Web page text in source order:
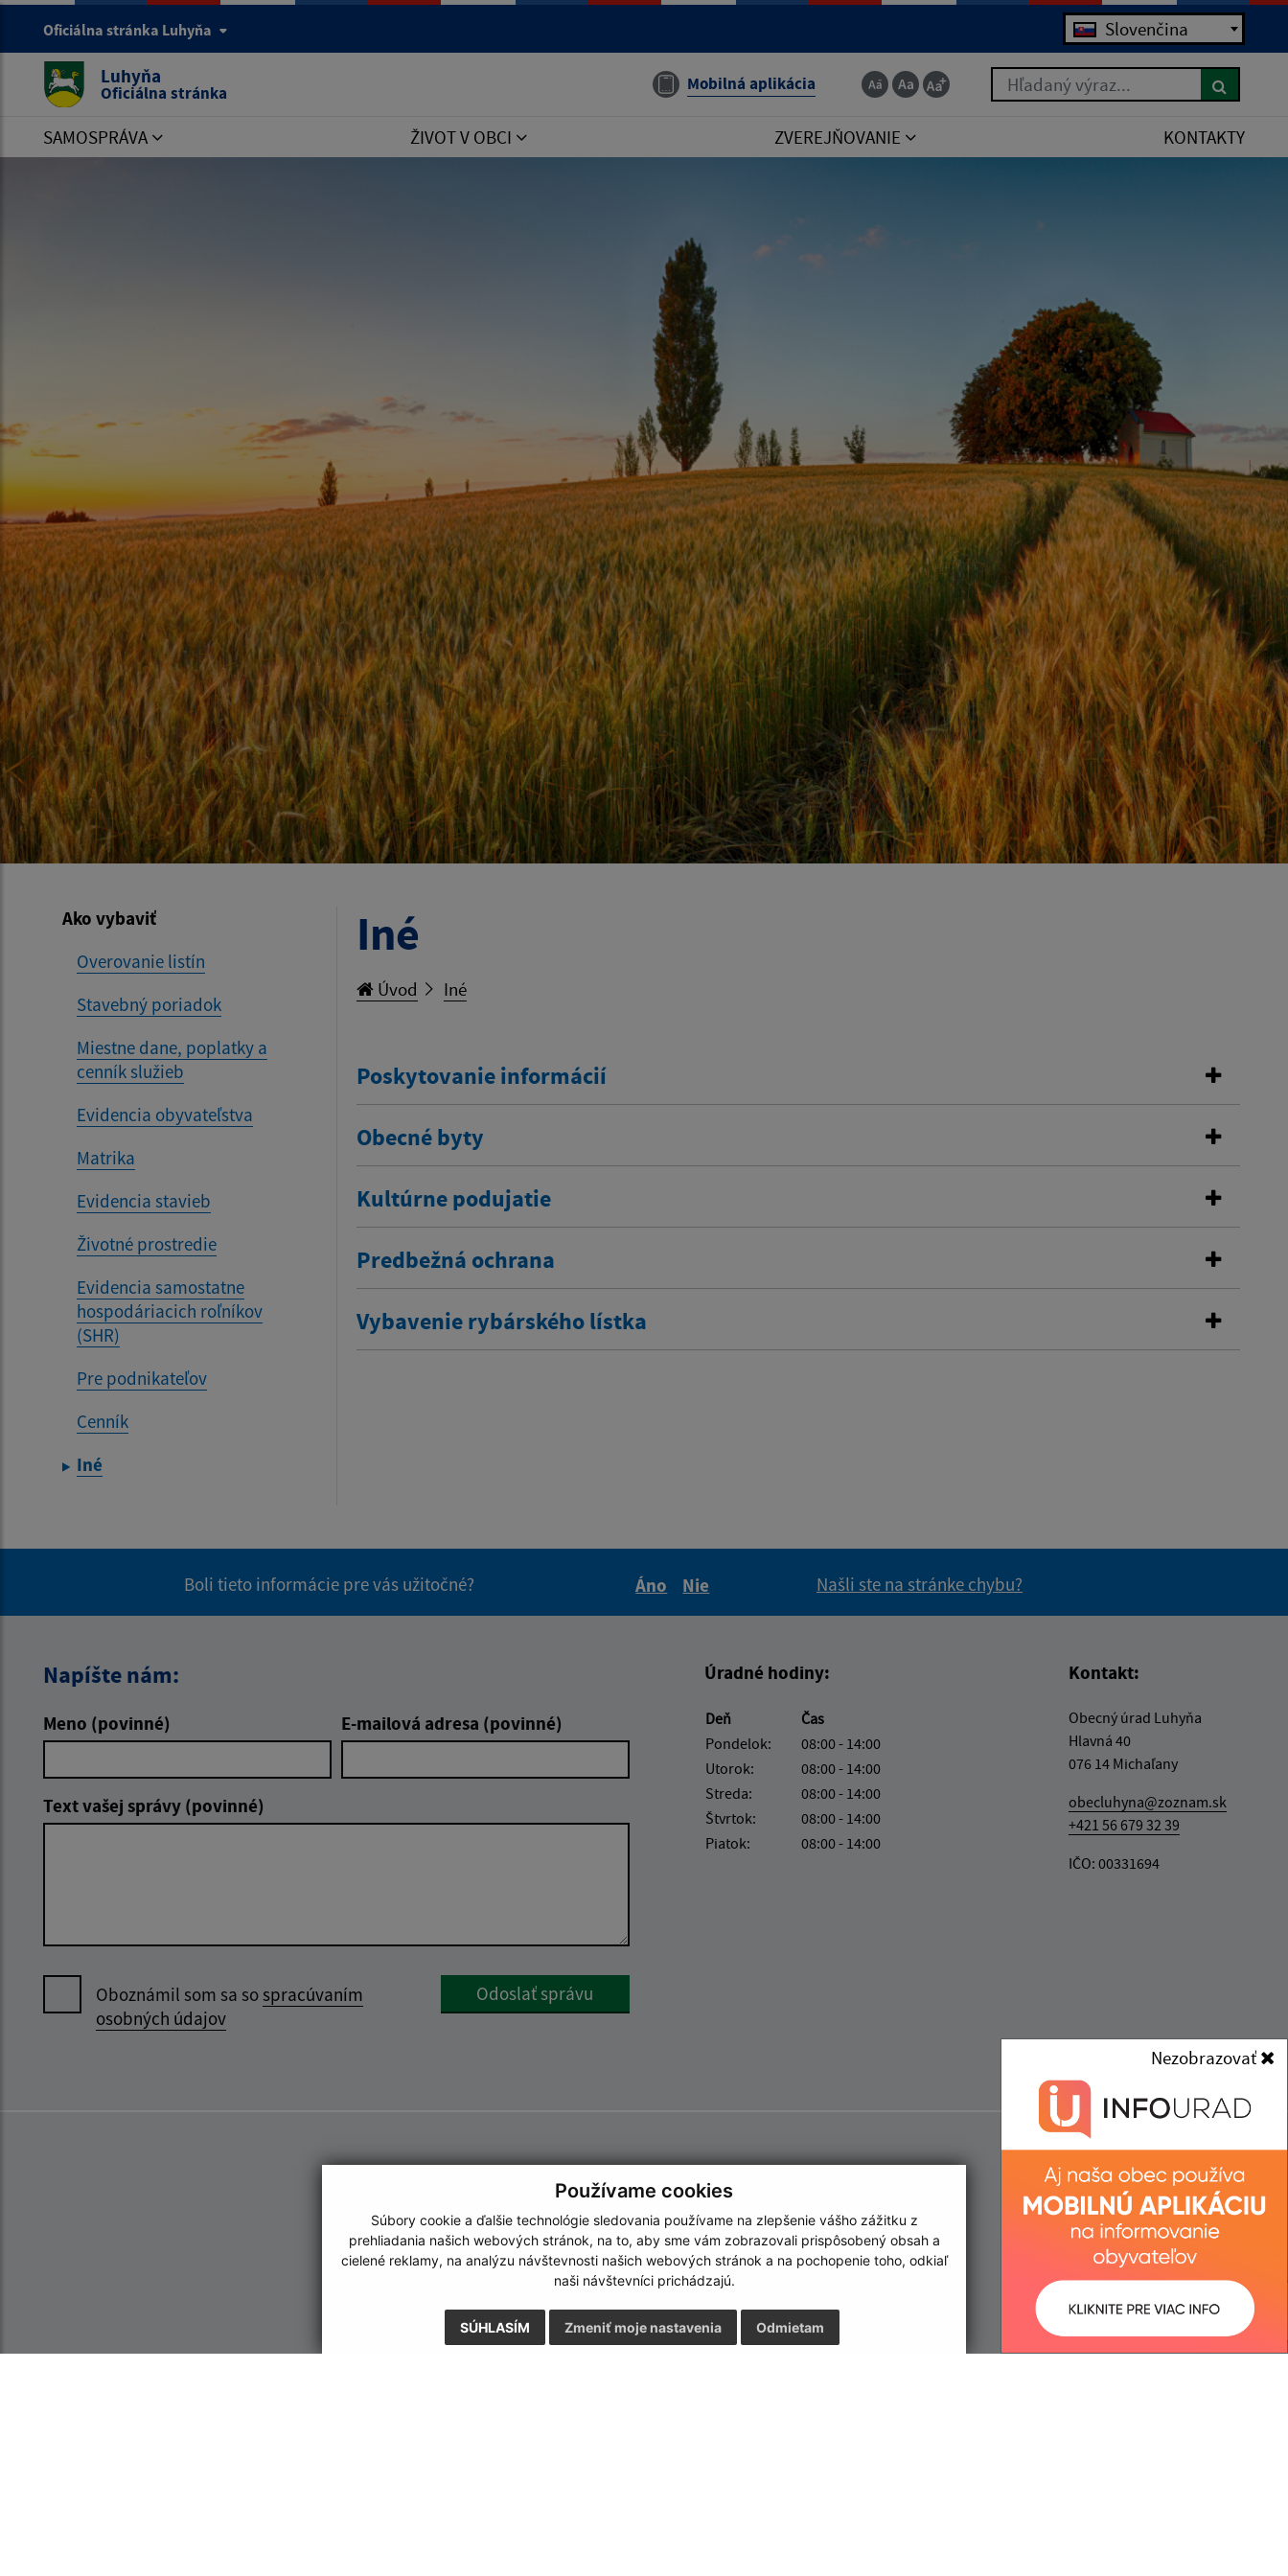
Používame cookies
Súbory cookie a ďalšie technológie sledovania používame na zlepšenie vášho zážitku z
prehliadania našich webových stránok, na to, aby sme vám zobrazovali prispôsobený obsah a
cielené reklamy, na analýzu návštevnosti našich webových stránok a na pochopenie toho, odkiaľ
naši návštevníci prichádzajú.
SÚHLASÍM Odmietam
Zmeniť moje nastavenia
Nezobrazovať
Oficiálna stránka Luhyňa Jazyk Slovenčina
Luhyňa
Oficiálna stránka Mobilná aplikácia Hľadaný výraz...
SAMOSPRÁVA ŽIVOT V OBCI ZVEREJŇOVANIE KONTAKTY
Ako vybaviť
Overovanie listín
Stavebný poriadok
Miestne dane, poplatky a
cenník služieb
Evidencia obyvateľstva
Matrika
Evidencia stavieb
Životné prostredie
Evidencia samostatne
hospodáriacich roľníkov
(SHR)
Pre podnikateľov
Cenník
Iné
Iné
Úvod Iné
Poskytovanie informácií
Obecné byty
Kultúrne podujatie
Predbežná ochrana
Vybavenie rybárského lístka
Boli tieto informácie pre vás užitočné?
Áno
Nie
Našli ste na stránke chybu?
Napíšte nám:
Meno (povinné) E-mailová adresa (povinné)
Text vašej správy (povinné)
Oboznámil som sa sospracúvaním
osobných údajov
Odoslať správu
Úradné hodiny:
Deň
Čas
Pondelok:
08:00 - 14:00
Utorok:
08:00 - 14:00
Streda:
08:00 - 14:00
Štvrtok:
08:00 - 14:00
Piatok:
08:00 - 14:00
Kontakt:
Obecný úrad Luhyňa
Hlavná 40
076 14 Michaľany
obecluhyna@zoznam.sk
+421 56 679 32 39
IČO: 00331694